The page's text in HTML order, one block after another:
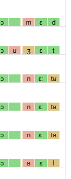
ɔ m ɛ d
ɔ ʁ ʒ ɛ t
ɔ n ɛː tʁ
ɔ n ɛː tʁ
ɔ n ɛː tʁ
ɔ ʁ ɛ l